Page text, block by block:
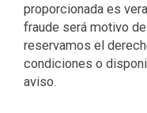
proporcionada es
fraude será motivo
reservamos el
condiciones o
aviso.